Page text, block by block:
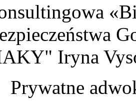
«
Iryna
Prywatne